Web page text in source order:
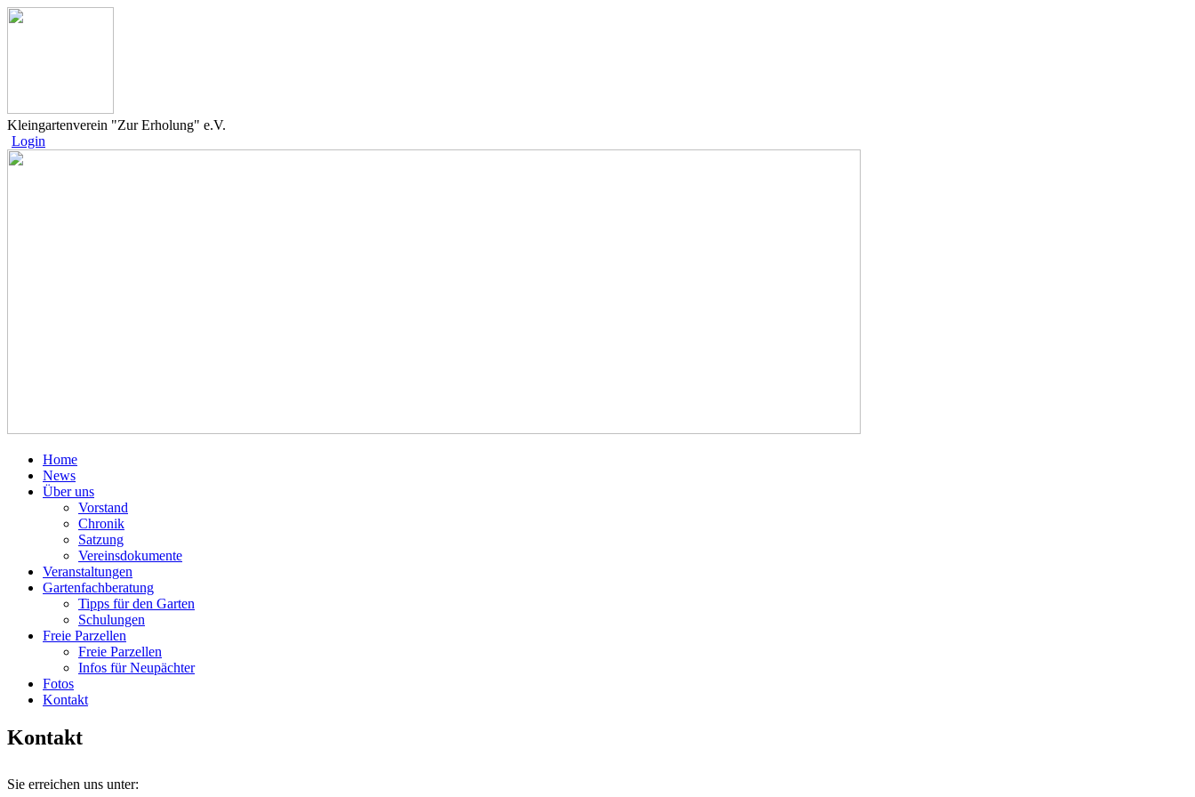
Kleingartenverein "Zur Erholung" e.V.
Login
Home
News
Über uns
Vorstand
Chronik
Satzung
Vereinsdokumente
Veranstaltungen
Gartenfachberatung
Tipps für den Garten
Schulungen
Freie Parzellen
Freie Parzellen
Infos für Neupächter
Fotos
Kontakt
Kontakt
Sie erreichen uns unter: